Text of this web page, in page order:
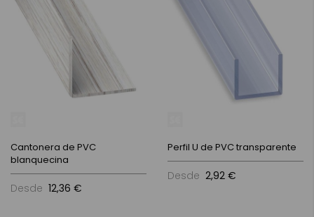
Cantonera de PVC
blanquecina
Desde 12,36 €
Perfil U de PVC transparente
Desde 2,92 €